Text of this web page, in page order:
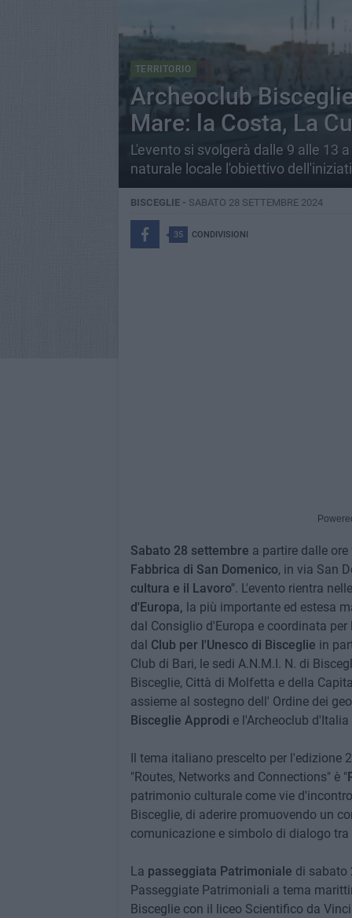
TERRITORIO
Archeoclub
Mare: la Costa, La
L'evento si svolgerà dalle 9 alle 13
naturale locale l'obiettivo
BISCEGLIE - SABATO 28 SETTEMBRE 2024
35 CONDIVISIONI
Sabato 28 settembre a partire dalle
Fabbrica di San Domenico, in via San
cultura e il Lavoro". L'evento rientra nelle
d'Europa, la più importante ed estesa
dal Consiglio d'Europa e coordinata
dal Club per l'Unesco di Bisceglie in
Club di Bari, le sedi A.N.M.I. N. di
Bisceglie, Città di Molfetta e della
assieme al sostegno dell' Ordine dei
Bisceglie Approdi e l'Archeoclub
Il tema italiano prescelto per l'edizione
"Routes, Networks and Connections" è "
patrimonio culturale come vie
Bisceglie, di aderire promuovendo un
comunicazione e simbolo di dialogo tra
La passeggiata Patrimoniale di sabato
Passeggiate Patrimoniali a tema
Bisceglie con il liceo Scientifico da